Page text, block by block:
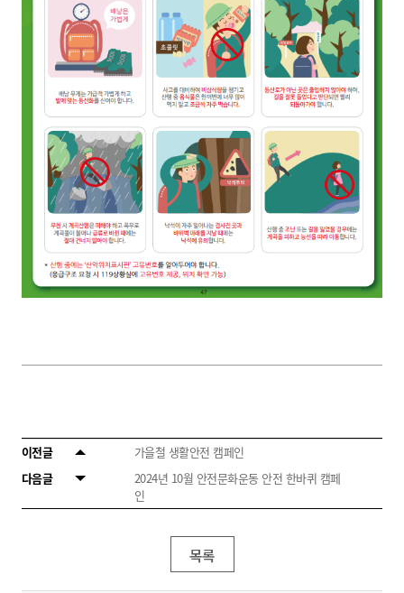
이전글
가을철 생활안전 캠페인
다음글
2024년 10월 안전문화운동 안전 한바퀴 캠페
인
목록